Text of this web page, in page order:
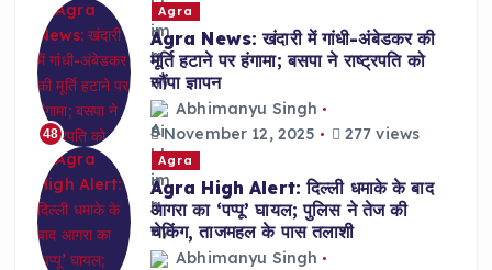
48
Agra
Agra News: खंदारी में गांधी-अंबेडकर की
मूर्ति हटाने पर हंगामा; बसपा ने राष्ट्रपति को
सौंपा ज्ञापन
Abhimanyu Singh
November 12, 2025
277 views
Agra
Agra High Alert: दिल्ली धमाके के बाद
आगरा का ‘पप्पू’ घायल; पुलिस ने तेज की
चेकिंग, ताजमहल के पास तलाशी
Abhimanyu Singh